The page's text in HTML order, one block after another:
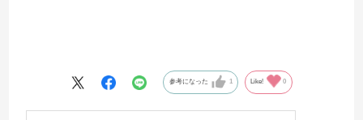
参考になった 1 Like! 0